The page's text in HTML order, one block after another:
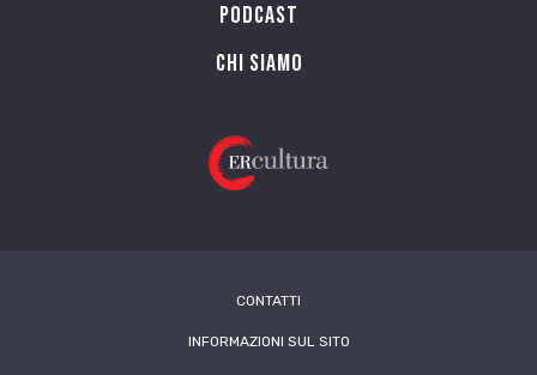
PODCAST
Chi siamo
CONTATTI
INFORMAZIONI SUL SITO